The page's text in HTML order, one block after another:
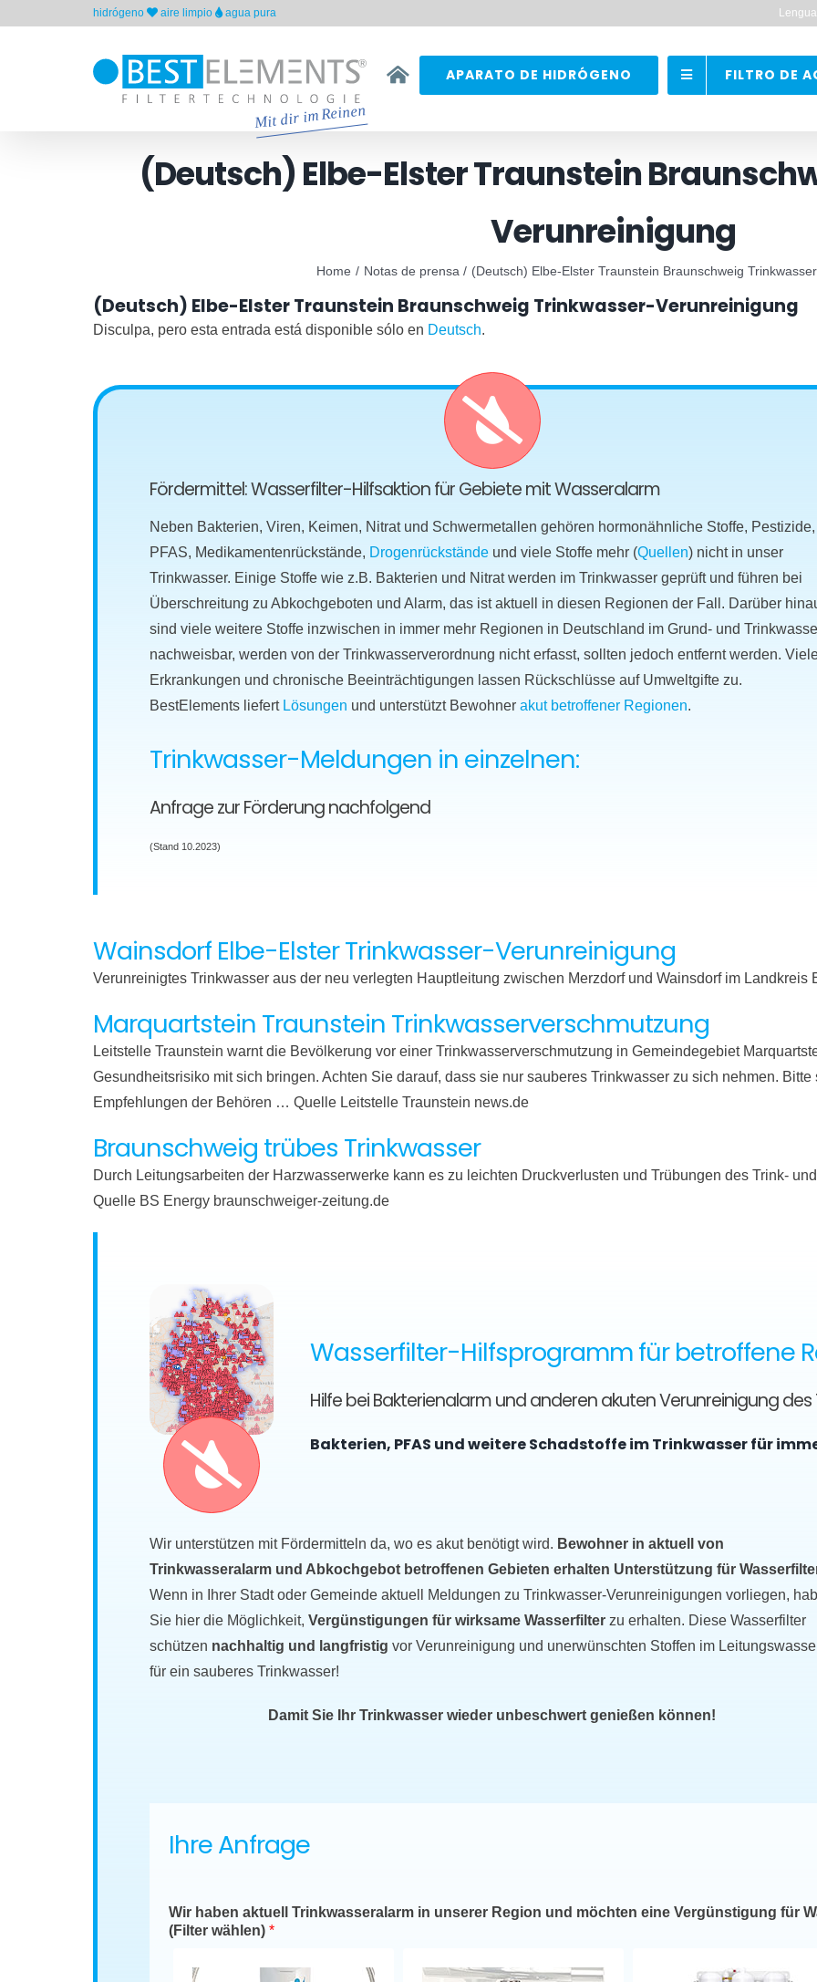
hidrógeno aire limpio agua pura
APARATO DE HIDRÓGENO FILTRO DE
(Deutsch) Elbe-Elster Traunstein
Verunreinigung
Home Notas de prensa (Deutsch) Elbe-Elster Traunstein Braunschweig
(Deutsch) Elbe-Elster Traunstein Braunschweig Trinkwasser-Verunreinigung
Disculpa, pero esta entrada está disponible sólo en Deutsch.
Fördermittel: Wasserfilter-Hilfsaktion für Gebiete mit Wasseralarm
Neben Bakterien, Viren, Keimen, Nitrat und Schwermetallen gehören hormonähnliche Stoffe, Pestizide,
PFAS, Medikamentenrückstände, Drogenrückständeund viele Stoffe mehr (Quellen) nicht in unser
Trinkwasser. Einige Stoffe wie z.B. Bakterien und Nitrat werden im Trinkwasser geprüft und führen bei
Überschreitung zu Abkochgeboten und Alarm, das ist aktuell in diesen Regionen der Fall. Darüber
sind viele weitere Stoffe inzwischen in immer mehr Regionen in Deutschland im Grund- und
nachweisbar, werden von der Trinkwasserverordnung nicht erfasst, sollten jedoch entfernt werden.
Erkrankungen und chronische Beeinträchtigungen lassen Rückschlüsse auf Umweltgifte zu.
BestElements liefert Lösungen und unterstützt Bewohner akut betroffener Regionen.
Trinkwasser-Meldungen in einzelnen:
Anfrage zur Förderung nachfolgend
(Stand 10.2023)
Wainsdorf Elbe-Elster Trinkwasser-Verunreinigung
Verunreinigtes Trinkwasser aus der neu verlegten Hauptleitung zwischen Merzdorf und Wainsdorf im
Marquartstein Traunstein Trinkwasserverschmutzung
Leitstelle Traunstein warnt die Bevölkerung vor einer Trinkwasserverschmutzung in Gemeindegebiet
Gesundheitsrisiko mit sich bringen. Achten Sie darauf, dass sie nur sauberes Trinkwasser zu sich nehmen.
Empfehlungen der Behören … Quelle Leitstelle Traunstein news.de
Braunschweig trübes Trinkwasser
Durch Leitungsarbeiten der Harzwasserwerke kann es zu leichten Druckverlusten und Trübungen des Trink-
Quelle BS Energy braunschweiger-zeitung.de
Wasserfilter-Hilfsprogramm für betroffene
Hilfe bei Bakterienalarm und anderen akuten Verunreinigung des
Bakterien, PFAS und weitere Schadstoffe im Trinkwasser für
Wir unterstützen mit Fördermitteln da, wo es akut benötigt wird. Bewohner in aktuell von
Trinkwasseralarm und Abkochgebot betroffenen Gebieten erhalten Unterstützung für
Wenn in Ihrer Stadt oder Gemeinde aktuell Meldungen zu Trinkwasser-Verunreinigungen vorliegen,
Sie hier die Möglichkeit, Vergünstigungen für wirksame Wasserfilter zu erhalten. Diese Wasserfilter
schützen nachhaltig und langfristig vor Verunreinigung und unerwünschten Stoffen im
für ein sauberes Trinkwasser!
Damit Sie Ihr Trinkwasser wieder unbeschwert genießen können!
Ihre Anfrage
Wir haben aktuell Trinkwasseralarm in unserer Region und möchten eine Vergünstigung für
(Filter wählen)*